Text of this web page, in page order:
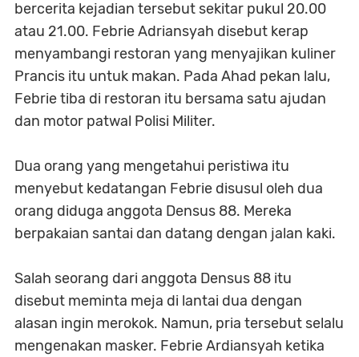
bercerita kejadian tersebut sekitar pukul 20.00
atau 21.00. Febrie Adriansyah disebut kerap
menyambangi restoran yang menyajikan kuliner
Prancis itu untuk makan. Pada Ahad pekan lalu,
Febrie tiba di restoran itu bersama satu ajudan
dan motor patwal Polisi Militer.
Dua orang yang mengetahui peristiwa itu
menyebut kedatangan Febrie disusul oleh dua
orang diduga anggota Densus 88. Mereka
berpakaian santai dan datang dengan jalan kaki.
Salah seorang dari anggota Densus 88 itu
disebut meminta meja di lantai dua dengan
alasan ingin merokok. Namun, pria tersebut selalu
mengenakan masker. Febrie Ardiansyah ketika